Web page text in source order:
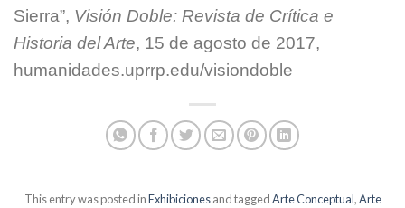
Sierra”, Visión Doble: Revista de Crítica e
Historia del Arte, 15 de agosto de 2017,
humanidades.uprrp.edu/visiondoble
This entry was posted inExhibicionesand taggedArte Conceptual,Arte